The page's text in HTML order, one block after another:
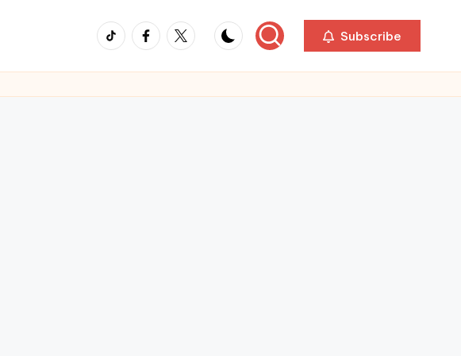
TikTokFacebook
Twitter Subscribe